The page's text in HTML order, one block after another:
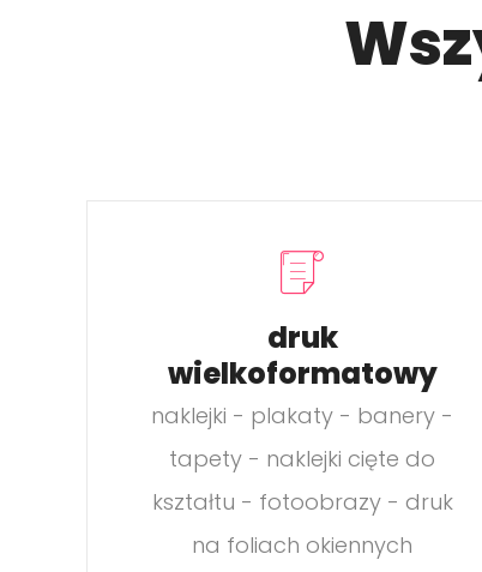
druk
wielkoformatowy
naklejki - plakaty - banery -
tapety - naklejki cięte do
kształtu - fotoobrazy - druk
na foliach okiennych